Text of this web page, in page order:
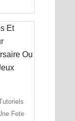
Fete